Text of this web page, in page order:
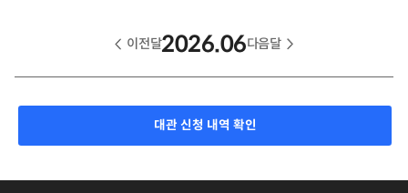
이전달2026.06다음달
대관 신청 내역 확인